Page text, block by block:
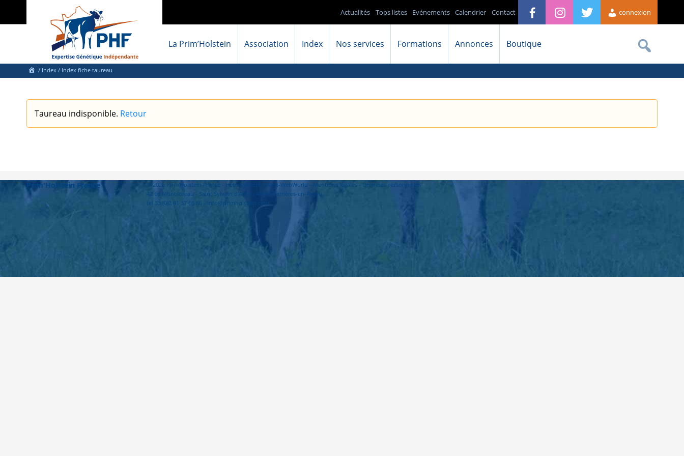
connexion
Contact
Calendrier
Evénements
Tops listes
Actualités
La Prim’Holstein Association Index Nos services Formations Annonces Boutique
/ Index / Index fiche taureau
Taureau indisponible. Retour
Prim'Holstein France © 2026 Prim'Holstein France - Hébergement : West-WebWorld - Mentions légales- Données personnelles
42 Le Montsoreau - Saint Sylvain d'Anjou 49480 Verrières-en-Anjou
tel 33 (0)2 41 37 66 66 - info@primholstein.com